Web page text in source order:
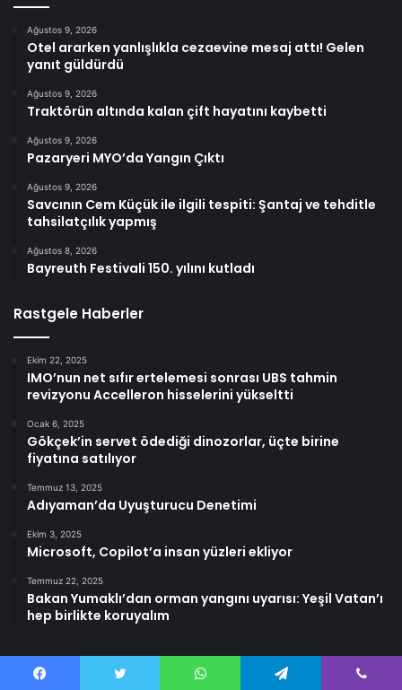
Ağustos 9, 2026
Otel ararken yanlışlıkla cezaevine mesaj attı! Gelen
yanıt güldürdü
Ağustos 9, 2026
Traktörün altında kalan çift hayatını kaybetti
Ağustos 9, 2026
Pazaryeri MYO’da Yangın Çıktı
Ağustos 9, 2026
Savcının Cem Küçük ile ilgili tespiti: Şantaj ve tehditle
tahsilatçılık yapmış
Ağustos 8, 2026
Bayreuth Festivali 150. yılını kutladı
Rastgele Haberler
Ekim 22, 2025
IMO’nun net sıfır ertelemesi sonrası UBS tahmin
revizyonu Accelleron hisselerini yükseltti
Ocak 6, 2025
Gökçek’in servet ödediği dinozorlar, üçte birine
fiyatına satılıyor
Temmuz 13, 2025
Adıyaman’da Uyuşturucu Denetimi
Ekim 3, 2025
Microsoft, Copilot’a insan yüzleri ekliyor
Temmuz 22, 2025
Bakan Yumaklı’dan orman yangını uyarısı: Yeşil Vatan’ı
hep birlikte koruyalım